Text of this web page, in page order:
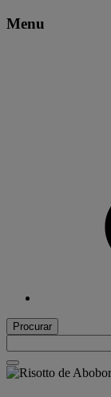
Menu
Procurar